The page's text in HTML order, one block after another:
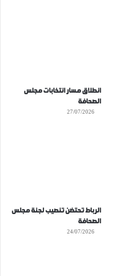
انطلاق مسار انتخابات مجلس
الصحافة
27/07/2026
الرباط تحتضن تنصيب لجنة مجلس
الصحافة
24/07/2026